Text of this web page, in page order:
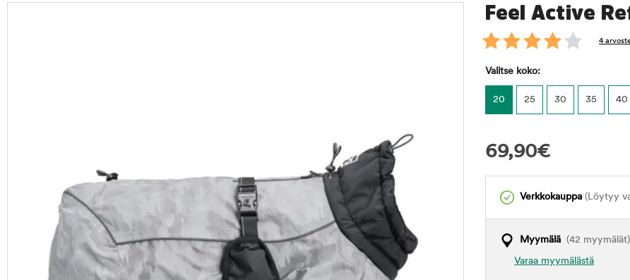
Feel Active
4
Valitse koko:
20 25 30 35 40
69,90€
Verkkokauppa (Löytyy
Myymälä (42 myymälät)
Varaa myymälästä